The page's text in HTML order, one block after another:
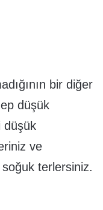
bir diğer
düşük
düşük
ve
soğuk terlersiniz.